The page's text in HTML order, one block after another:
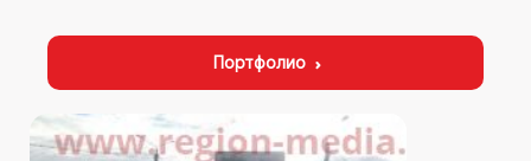
Портфолио